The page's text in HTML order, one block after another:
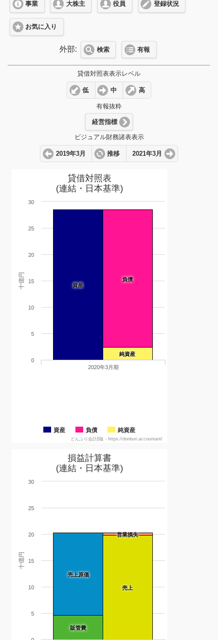
事業 大株主 役員 登録状況
お気に入り
外部: 検索 有報
貸借対照表表示レベル
低 中 高
有報抜粋
経営指標
ビジュアル財務諸表表示
2019年3月 推移 2021年3月
十億円
貸借対照表
(連結・日本基準)
資産
負債
純資産
資産 負債 純資産
2020年3月期
0
5
10
15
20
25
30
どんぶり会計β版 - https://donburi.accountant/
十億円
損益計算書
(連結・日本基準)
売上原価
販管費
営業損失
売上
5
10
15
20
25
30